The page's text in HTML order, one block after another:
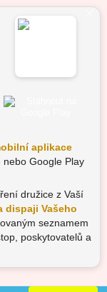
aplikace
nebo Google Play
družice z Vaší
dispaji Vašeho
seznamem
poskytovatelů a